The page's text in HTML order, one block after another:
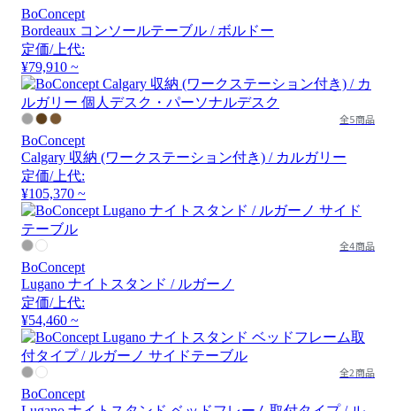
BoConcept
Bordeaux コンソールテーブル / ボルドー
定価/上代:
¥79,910 ~
全5商品
BoConcept
Calgary 収納 (ワークステーション付き) / カルガリー
定価/上代:
¥105,370 ~
全4商品
BoConcept
Lugano ナイトスタンド / ルガーノ
定価/上代:
¥54,460 ~
全2商品
BoConcept